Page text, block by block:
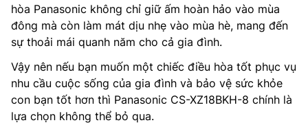
hòa Panasonic không chỉ giữ ấm hoàn hảo vào mùa
đông mà còn làm mát dịu nhẹ vào mùa hè, mang đến
sự thoải mái quanh năm cho cả gia đình.
Vậy nên nếu bạn muốn một chiếc điều hòa tốt phục vụ
nhu cầu cuộc sống của gia đình và bảo vệ sức khỏe
con bạn tốt hơn thì Panasonic CS-XZ18BKH-8 chính là
lựa chọn không thể bỏ qua.